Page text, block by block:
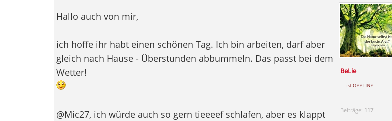
BeLie
... ist OFFLINE
Beiträge: 117
Hallo auch von mir,
ich hoffe ihr habt einen schönen Tag. Ich bin arbeiten, darf aber
gleich nach Hause - Überstunden abbummeln. Das passt bei dem
Wetter!
@Mic27, ich würde auch so gern tieeeef schlafen, aber es klappt